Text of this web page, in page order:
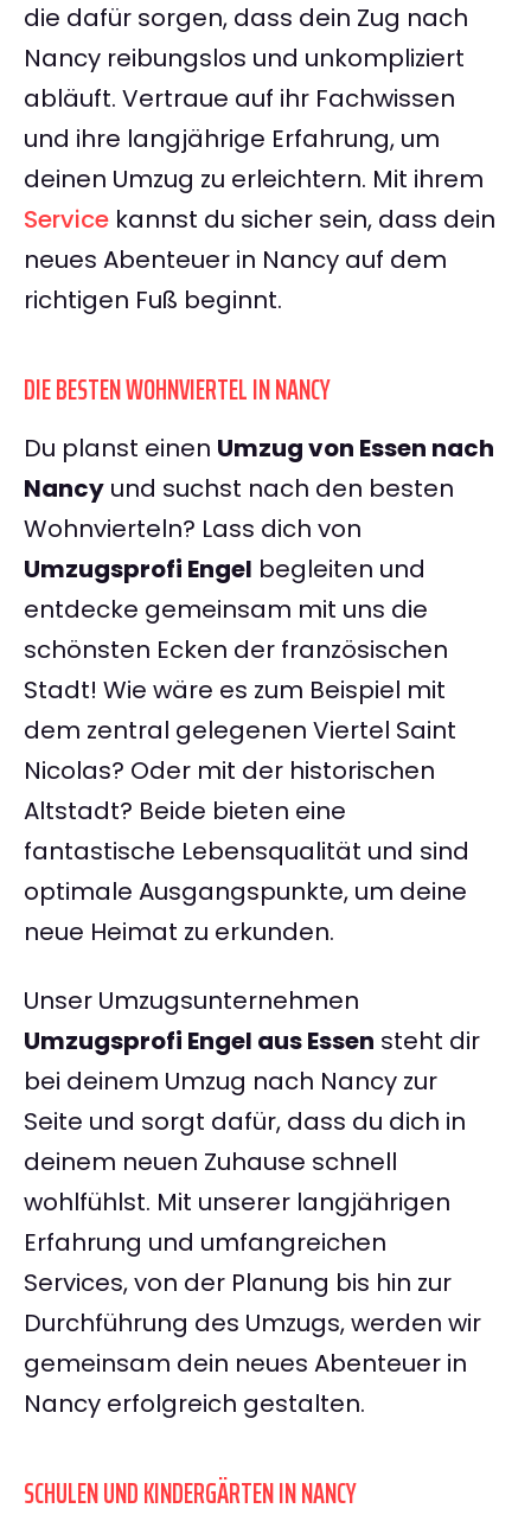
die dafür sorgen, dass dein Zug nach
Nancy reibungslos und unkompliziert
abläuft. Vertraue auf ihr Fachwissen
und ihre langjährige Erfahrung, um
deinen Umzug zu erleichtern. Mit ihrem
Service kannst du sicher sein, dass dein
neues Abenteuer in Nancy auf dem
richtigen Fuß beginnt.
DIE BESTEN WOHNVIERTEL IN NANCY
Du planst einen Umzug von Essen nach
Nancy und suchst nach den besten
Wohnvierteln? Lass dich von
Umzugsprofi Engel begleiten und
entdecke gemeinsam mit uns die
schönsten Ecken der französischen
Stadt! Wie wäre es zum Beispiel mit
dem zentral gelegenen Viertel Saint
Nicolas? Oder mit der historischen
Altstadt? Beide bieten eine
fantastische Lebensqualität und sind
optimale Ausgangspunkte, um deine
neue Heimat zu erkunden.
Unser Umzugsunternehmen
Umzugsprofi Engel aus Essen steht dir
bei deinem Umzug nach Nancy zur
Seite und sorgt dafür, dass du dich in
deinem neuen Zuhause schnell
wohlfühlst. Mit unserer langjährigen
Erfahrung und umfangreichen
Services, von der Planung bis hin zur
Durchführung des Umzugs, werden wir
gemeinsam dein neues Abenteuer in
Nancy erfolgreich gestalten.
SCHULEN UND KINDERGÄRTEN IN NANCY